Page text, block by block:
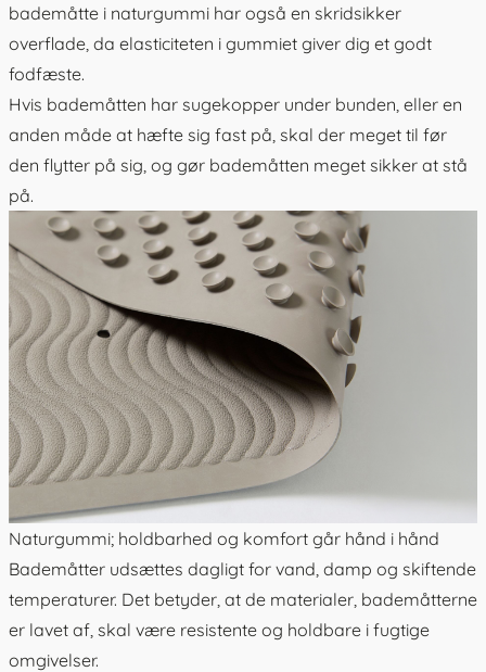
bademåtte i naturgummi har også en skridsikker
overflade, da elasticiteten i gummiet giver dig et godt
fodfæste.
Hvis bademåtten har sugekopper under bunden, eller en
anden måde at hæfte sig fast på, skal der meget til før
den flytter på sig, og gør bademåtten meget sikker at stå
på.
Naturgummi; holdbarhed og komfort går hånd i hånd
Bademåtter udsættes dagligt for vand, damp og skiftende
temperaturer. Det betyder, at de materialer, bademåtterne
er lavet af, skal være resistente og holdbare i fugtige
omgivelser.